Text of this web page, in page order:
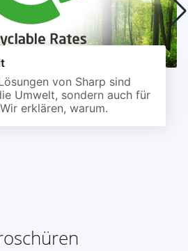
von Sharp sind
Umwelt, sondern auch für
erklären, warum.